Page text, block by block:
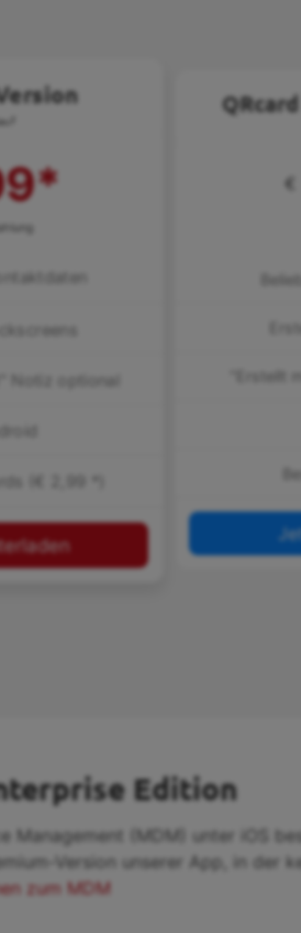
*
Notiz optional
(€ 2,99 *)
€
"Erstellt
Edition
Management (MDM) unter iOS
Version unserer App, in der
zum MDM